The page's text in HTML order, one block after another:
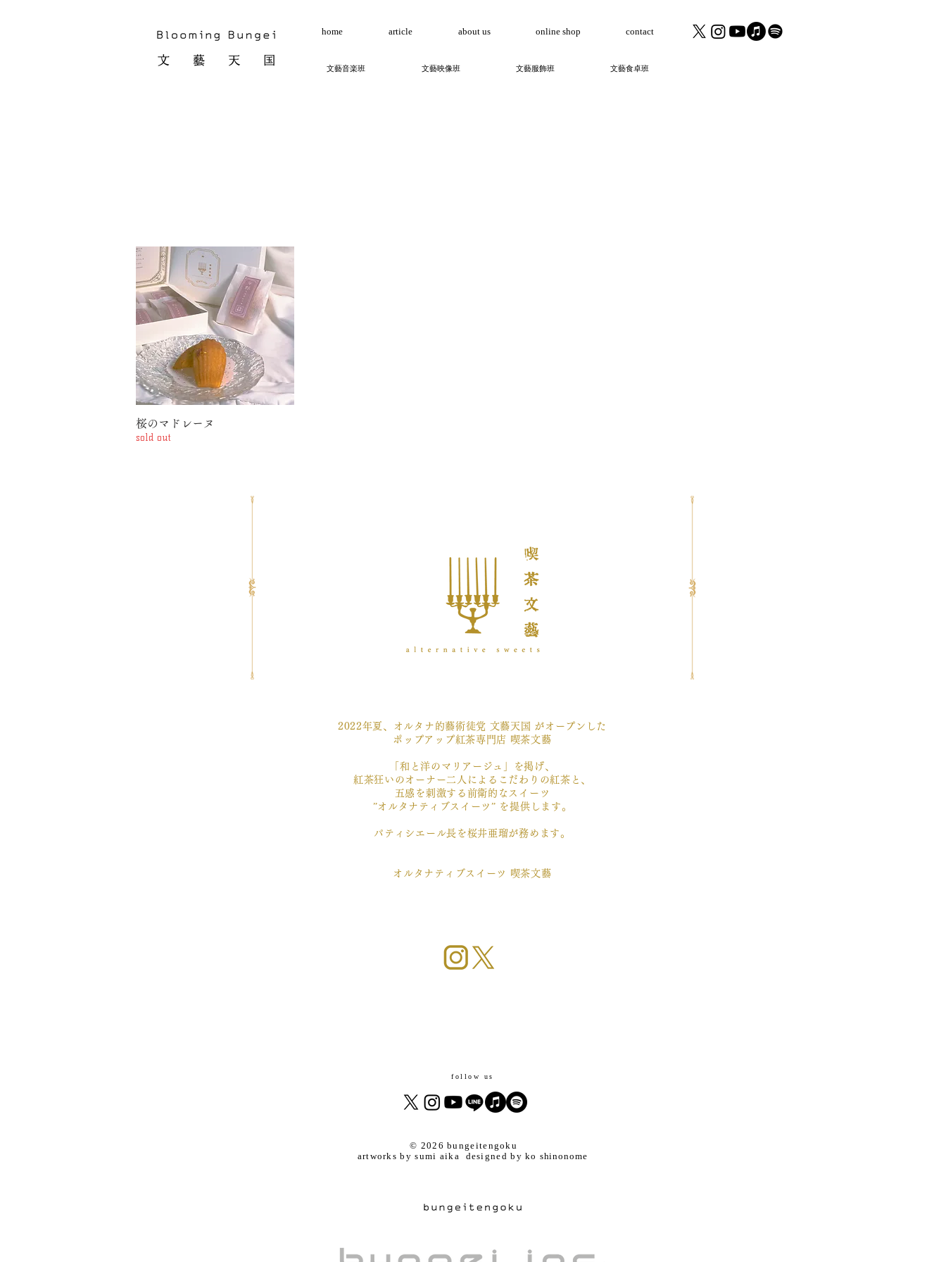
home article about us online shop contact
文藝音楽班 文藝映像班 文藝服飾班 文藝食卓班
クイックビュー
桜のマドレーヌ
sold out
2022年夏、オルタナ的藝術徒党 文藝天国 がオープンした
ポップアップ紅茶専門店 喫茶文藝
「和と洋のマリアージュ」を掲げ、
紅茶狂いのオーナー二人によるこだわりの紅茶と、
五感を刺激する前衛的なスイーツ
”オルタナティブスイーツ” を提供します。
パティシエール長を桜井亜瑠が務めます。
​オルタナティブスイーツ 喫茶文藝
follow us
© 2026 bungeitengoku
artworks by sumi aika designed byko shinonome